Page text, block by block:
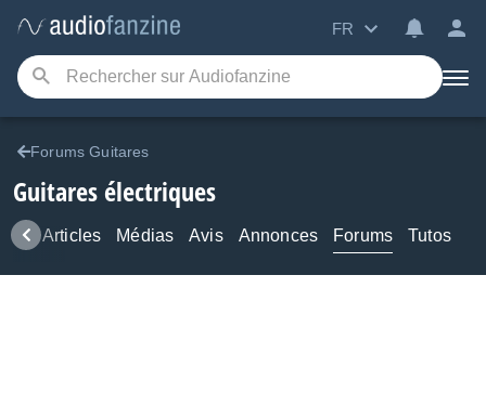
FR
Forums Guitares
Guitares électriques
Articles Médias Avis Annonces Forums Tutos